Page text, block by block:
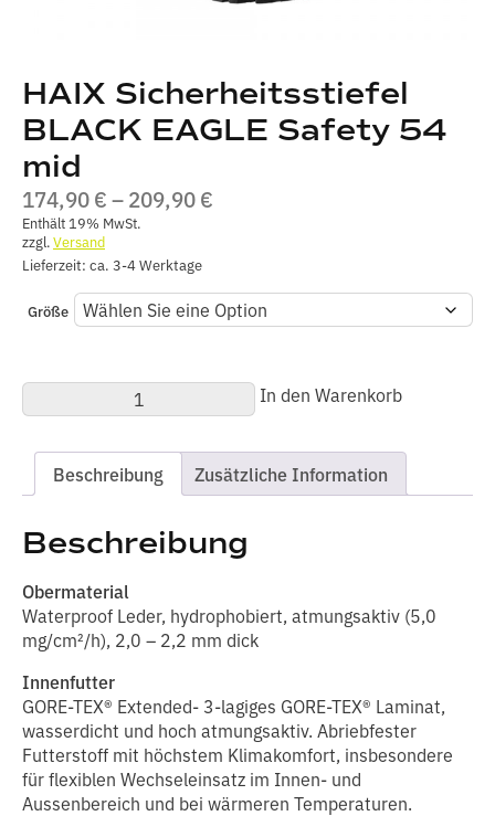
HAIX Sicherheitsstiefel
BLACK EAGLE Safety 54
mid
174,90€–209,90€
Enthält 19% MwSt.
zzgl.Versand
Lieferzeit: ca. 3-4 Werktage
Größe
HAIX
Sicherheitsstiefel
EAGLE
Safety
54
Menge
In den Warenkorb
Beschreibung Zusätzliche Information
Beschreibung
Obermaterial
Waterproof Leder, hydrophobiert, atmungsaktiv (5,0
mg/cm²/h), 2,0 – 2,2 mm dick
Innenfutter
GORE-TEX® Extended- 3-lagiges GORE-TEX® Laminat,
wasserdicht und hoch atmungsaktiv. Abriebfester
Futterstoff mit höchstem Klimakomfort, insbesondere
für flexiblen Wechseleinsatz im Innen- und
Aussenbereich und bei wärmeren Temperaturen.